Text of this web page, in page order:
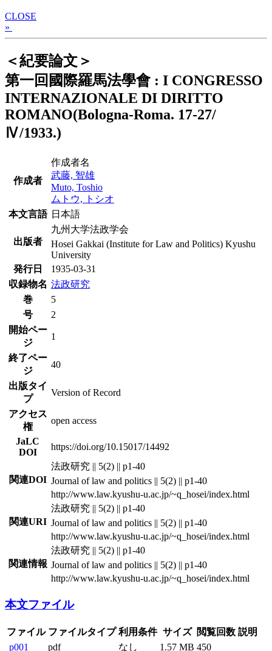
CLOSE
»
＜紀要論文＞
第一回國際羅馬法學會 : I CONGRESSO
INTERNAZIONALE DI DIRITTO
ROMANO(Bologna-Roma. 17-27/
Ⅳ/1933.)
作成者
作成者名
武藤, 智雄
Muto, Toshio
ムトウ, トシオ
本文言語 日本語
出版者
九州大学法政学会
Hosei Gakkai (Institute for Law and Politics) Kyushu
University
発行日
1935-03-31
収録物名 法政研究
巻
5
号
2
開始ペー
ジ
1
終了ペー
ジ
40
出版タイ
プ
Version of Record
アクセス
権
open access
JaLC
DOI
https://doi.org/10.15017/14492
関連DOI
法政研究 || 5(2) || p1-40
Journal of law and politics || 5(2) || p1-40
http://www.law.kyushu-u.ac.jp/~q_hosei/index.html
関連URI
法政研究 || 5(2) || p1-40
Journal of law and politics || 5(2) || p1-40
http://www.law.kyushu-u.ac.jp/~q_hosei/index.html
関連情報
法政研究 || 5(2) || p1-40
Journal of law and politics || 5(2) || p1-40
http://www.law.kyushu-u.ac.jp/~q_hosei/index.html
本文ファイル
ファイル ファイルタイプ 利用条件 サイズ 閲覧回数 説明
p001
pdf なし 1.57 MB 450